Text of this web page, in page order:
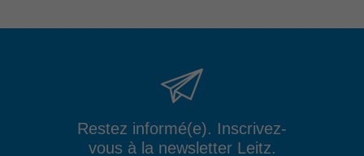
Restez informé(e). Inscrivez-
vous à la newsletter Leitz.